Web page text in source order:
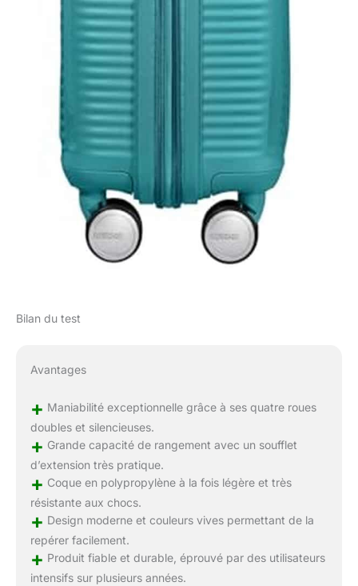
Bilan du test
Avantages
+ Maniabilité exceptionnelle grâce à ses quatre roues
doubles et silencieuses.
+ Grande capacité de rangement avec un soufflet
d’extension très pratique.
+ Coque en polypropylène à la fois légère et très
résistante aux chocs.
+ Design moderne et couleurs vives permettant de la
repérer facilement.
+ Produit fiable et durable, éprouvé par des utilisateurs
intensifs sur plusieurs années.